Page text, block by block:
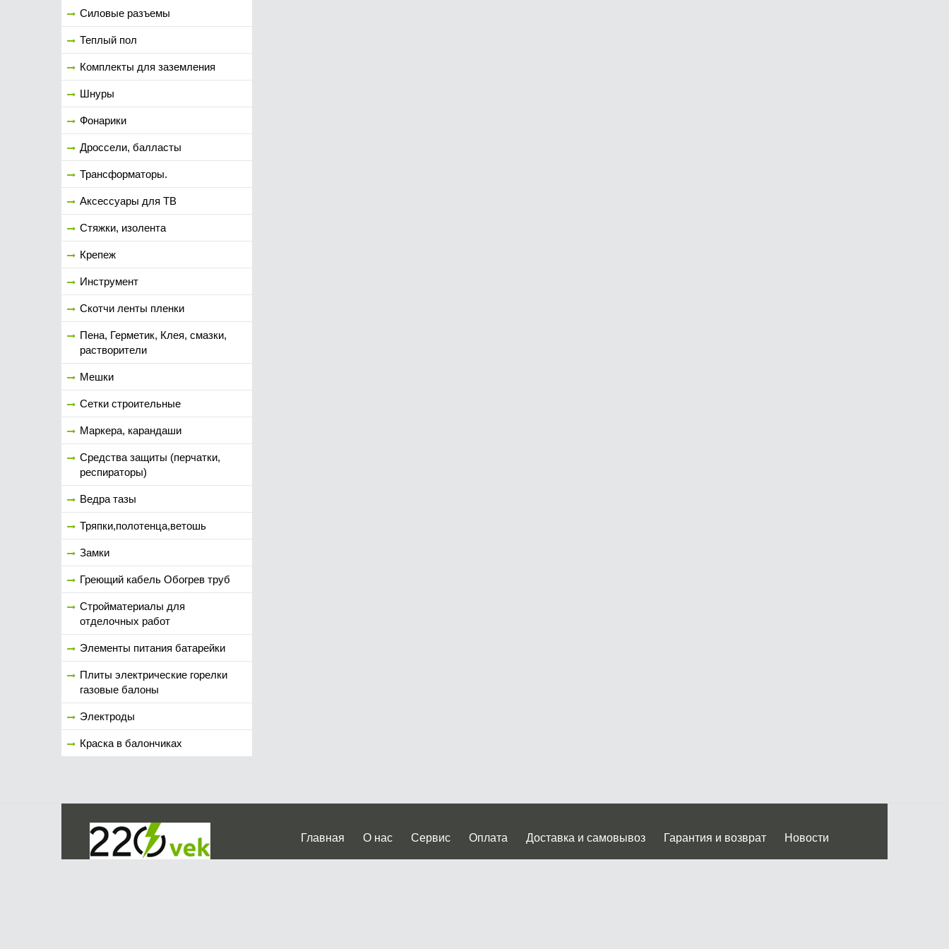
Силовые разъемы
Теплый пол
Комплекты для заземления
Шнуры
Фонарики
Дроссели, балласты
Трансформаторы.
Аксессуары для ТВ
Стяжки, изолента
Крепеж
Инструмент
Скотчи ленты пленки
Пена, Герметик, Клея, смазки,
растворители
Мешки
Сетки строительные
Маркера, карандаши
Средства защиты (перчатки,
респираторы)
Ведра тазы
Тряпки,полотенца,ветошь
Замки
Греющий кабель Обогрев труб
Стройматериалы для
отделочных работ
Элементы питания батарейки
Плиты электрические горелки
газовые балоны
Электроды
Краска в балончиках
Главная О нас Сервис Оплата Доставка и самовывоз Гарантия и возврат Новости